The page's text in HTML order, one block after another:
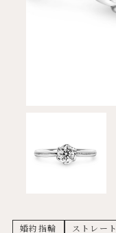
婚約指輪 ストレート